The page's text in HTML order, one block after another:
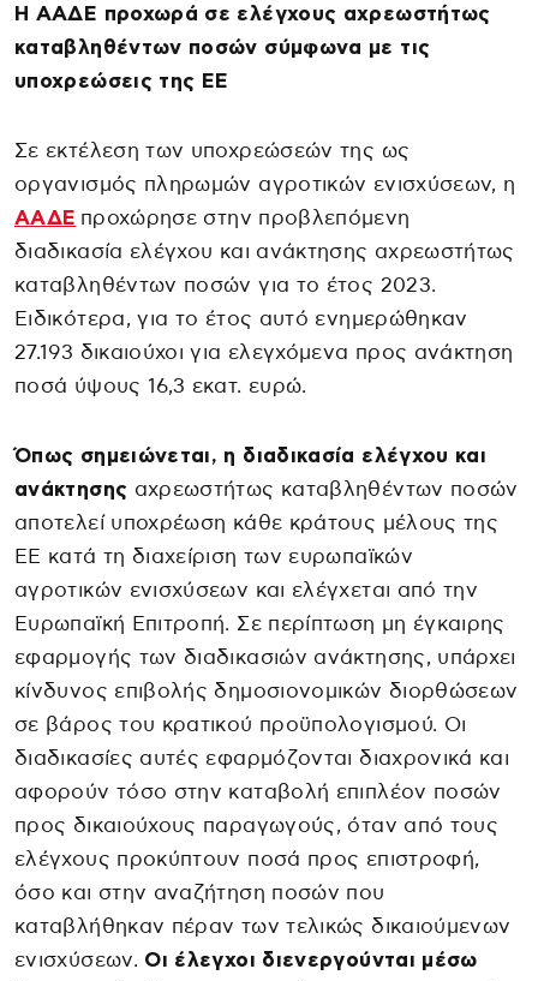
Η ΑΑΔΕ προχωρά σε ελέγχους αχρεωστήτως
καταβληθέντων ποσών σύμφωνα με τις
υποχρεώσεις της ΕΕ
Σε εκτέλεση των υποχρεώσεών της ως
οργανισμός πληρωμών αγροτικών ενισχύσεων, η
ΑΑΔΕ προχώρησε στην προβλεπόμενη
διαδικασία ελέγχου και ανάκτησης αχρεωστήτως
καταβληθέντων ποσών για το έτος 2023.
Ειδικότερα, για το έτος αυτό ενημερώθηκαν
27.193 δικαιούχοι για ελεγχόμενα προς ανάκτηση
ποσά ύψους 16,3 εκατ. ευρώ.
Όπως σημειώνεται, η διαδικασία ελέγχου και
ανάκτησης αχρεωστήτως καταβληθέντων ποσών
αποτελεί υποχρέωση κάθε κράτους μέλους της
ΕΕ κατά τη διαχείριση των ευρωπαϊκών
αγροτικών ενισχύσεων και ελέγχεται από την
Ευρωπαϊκή Επιτροπή. Σε περίπτωση μη έγκαιρης
εφαρμογής των διαδικασιών ανάκτησης, υπάρχει
κίνδυνος επιβολής δημοσιονομικών διορθώσεων
σε βάρος του κρατικού προϋπολογισμού. Οι
διαδικασίες αυτές εφαρμόζονται διαχρονικά και
αφορούν τόσο στην καταβολή επιπλέον ποσών
προς δικαιούχους παραγωγούς, όταν από τους
ελέγχους προκύπτουν ποσά προς επιστροφή,
όσο και στην αναζήτηση ποσών που
καταβλήθηκαν πέραν των τελικώς δικαιούμενων
ενισχύσεων. Οι έλεγχοι διενεργούνται μέσω